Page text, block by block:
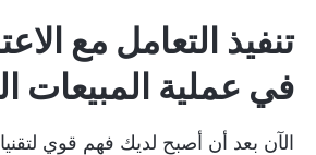
تنفيذ التعامل مع
في عملية المبيعات
الآن بعد أن أصبح لديك فهم قوي